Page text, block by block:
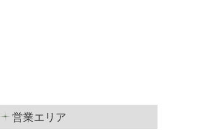
営業エリア